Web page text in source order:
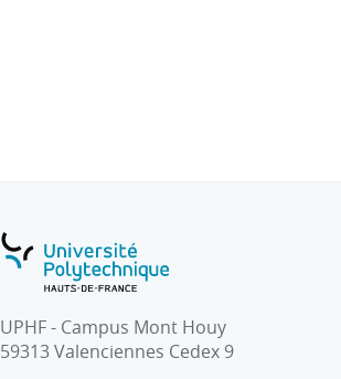
UPHF - Campus Mont Houy
59313 Valenciennes Cedex 9